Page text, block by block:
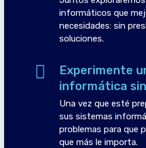
informáticos que
necesidades: sin
soluciones.
Experimente
informática
Una vez que esté
sus sistemas
problemas para que
que más le importa.